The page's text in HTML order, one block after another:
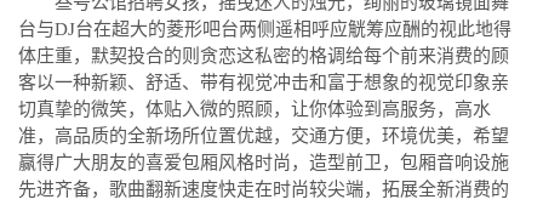
台与DJ台在超大的菱形吧台两侧遥相呼应觥筹应酬的视此地得
体庄重，默契投合的则贪恋这私密的格调给每个前来消费的顾
客以一种新颖、舒适、带有视觉冲击和富于想象的视觉印象亲
切真挚的微笑，体贴入微的照顾，让你体验到高服务，高水
准，高品质的全新场所位置优越，交通方便，环境优美，希望
赢得广大朋友的喜爱包厢风格时尚，造型前卫，包厢音响设施
先进齐备，歌曲翻新速度快走在时尚较尖端，拓展全新消费的